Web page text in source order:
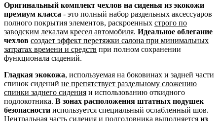
Оригинальный комплект чехлов на сиденья из экокожи
премиум класса - это полный набор раздельных аксессуаров
полного покрытия элементов, раскроенных строго по
заводским лекалам кресел автомобиля. Идеальное облегание
чехлов создает эффект перетяжки салона при минимальных
затратах времени и средств при полном сохранении
функционала сидений.
Гладкая экокожа, используемая на боковинах и задней части
спинок сидений не препятствует раздельному сложению
спинки заднего сидения и использованию откидного
подлокотника. В зонах расположения штатных подушек
безопасности используется специальный ослабленный шов.
Центральная часть сидения и подголовника выполняется из